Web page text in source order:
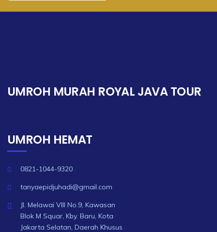
UMROH MURAH ROYAL JAVA TOUR
UMROH HEMAT
0821-1044-9320
tanyaepidjuhadi@gmail.com
Jl. Melawai VIII No.9, Kawasan
Blok M Squar, Kby. Baru, Kota
Jakarta Selatan, Daerah Khusus